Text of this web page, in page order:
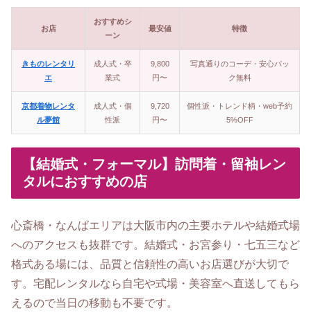
お店
おすすめシ
ーン
最安値 特徴
きものレンタリ
エ
成人式・卒
業式
9,800
円〜
写真通りのコーデ・安心パッ
ク無料
京都着物レンタ
ル夢館
成人式・個
性派
9,720
円〜
個性派・トレンド柄・web予約
5%OFF
【結婚式・フォーマル】訪問着・留袖レン
タルにおすすめの店
心斎橋・なんばエリアは大阪市内の主要ホテルや結婚式場
へのアクセスも抜群です。結婚式・お宮参り・七五三など
格式ある場には、品質と信頼性の高いお店選びが大切で
す。宅配レンタルなら自宅や式場・美容室へ直送してもら
えるので当日の移動も不要です。